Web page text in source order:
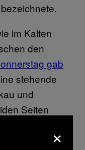
im Kalten
den
gab
stehende
und
Seiten
in×